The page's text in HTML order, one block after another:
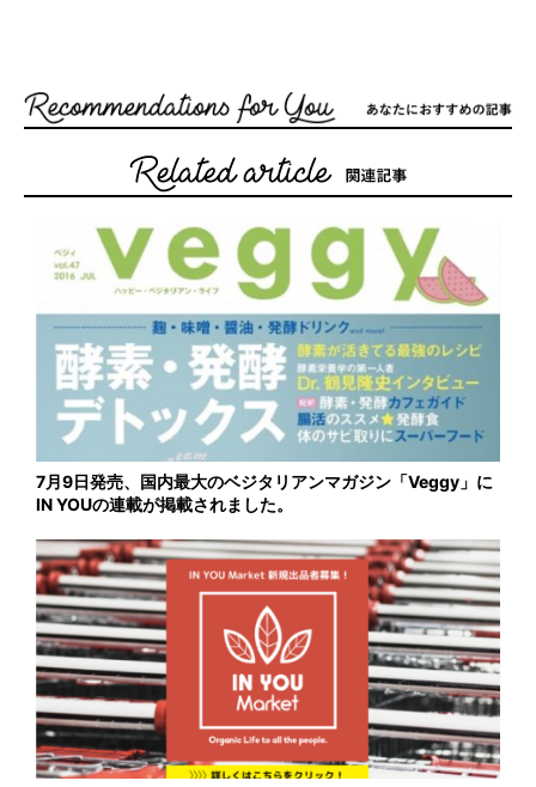
7月9日発売、国内最大のベジタリアンマガジン「Veggy」に
IN YOUの連載が掲載されました。